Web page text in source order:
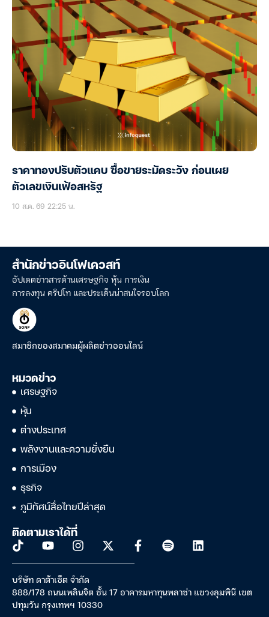
ราคาทองปรับตัวแคบ ซื้อขายระมัดระวัง ก่อนเผย
ตัวเลขเงินเฟ้อสหรัฐ
10 ส.ค. 69 22:25 น.
สำนักข่าวอินโฟเควสท์
อัปเดตข่าวสารด้านเศรษฐกิจ หุ้น การเงิน
การลงทุน คริปโท และประเด็นน่าสนใจรอบโลก
สมาชิกของสมาคมผู้ผลิตข่าวออนไลน์
หมวดข่าว
เศรษฐกิจ
หุ้น
ต่างประเทศ
พลังงานและความยั่งยืน
การเมือง
ธุรกิจ
ภูมิทัศน์สื่อไทยปีล่าสุด
ติดตามเราได้ที่
บริษัท ดาต้าเซ็ต จำกัด
888/178 ถนนเพลินจิต ชั้น 17 อาคารมหาทุนพลาซ่า แขวงลุมพินี เขต
ปทุมวัน กรุงเทพฯ 10330